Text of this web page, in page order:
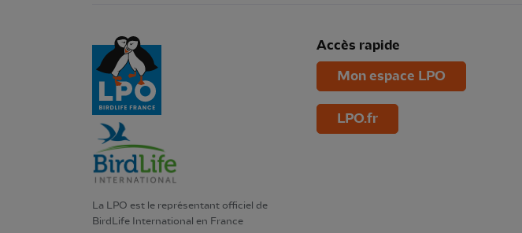
La LPO est le représentant officiel de
BirdLife International en France
Accès rapide
Mon espace LPO
LPO.fr